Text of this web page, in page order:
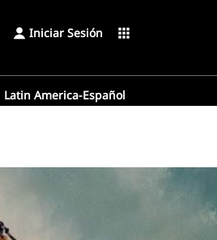
Iniciar Sesión apps
Latin America-Español